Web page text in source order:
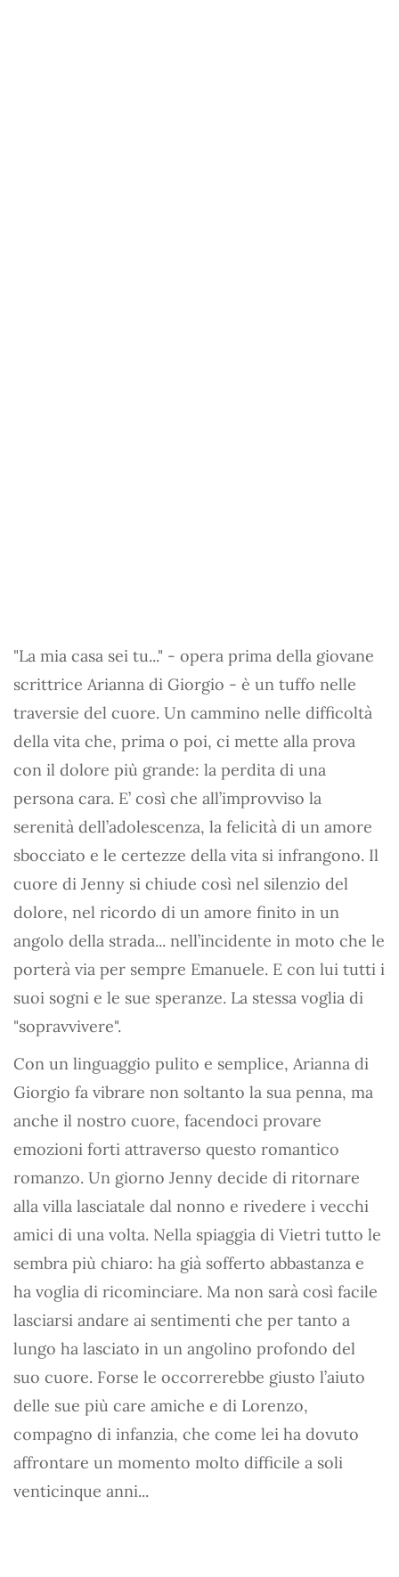
"La mia casa sei tu..." - opera prima della giovane
scrittrice Arianna di Giorgio - è un tuffo nelle
traversie del cuore. Un cammino nelle difficoltà
della vita che, prima o poi, ci mette alla prova
con il dolore più grande: la perdita di una
persona cara. E’ così che all’improvviso la
serenità dell’adolescenza, la felicità di un amore
sbocciato e le certezze della vita si infrangono. Il
cuore di Jenny si chiude così nel silenzio del
dolore, nel ricordo di un amore finito in un
angolo della strada... nell’incidente in moto che le
porterà via per sempre Emanuele. E con lui tutti i
suoi sogni e le sue speranze. La stessa voglia di
"sopravvivere".
Con un linguaggio pulito e semplice, Arianna di
Giorgio fa vibrare non soltanto la sua penna, ma
anche il nostro cuore, facendoci provare
emozioni forti attraverso questo romantico
romanzo. Un giorno Jenny decide di ritornare
alla villa lasciatale dal nonno e rivedere i vecchi
amici di una volta. Nella spiaggia di Vietri tutto le
sembra più chiaro: ha già sofferto abbastanza e
ha voglia di ricominciare. Ma non sarà così facile
lasciarsi andare ai sentimenti che per tanto a
lungo ha lasciato in un angolino profondo del
suo cuore. Forse le occorrerebbe giusto l’aiuto
delle sue più care amiche e di Lorenzo,
compagno di infanzia, che come lei ha dovuto
affrontare un momento molto difficile a soli
venticinque anni...